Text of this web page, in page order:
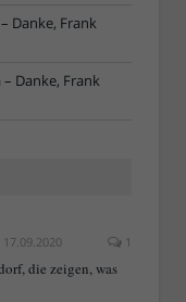
Danke, Frank
Danke, Frank
17.09.2020 1
die zeigen, was